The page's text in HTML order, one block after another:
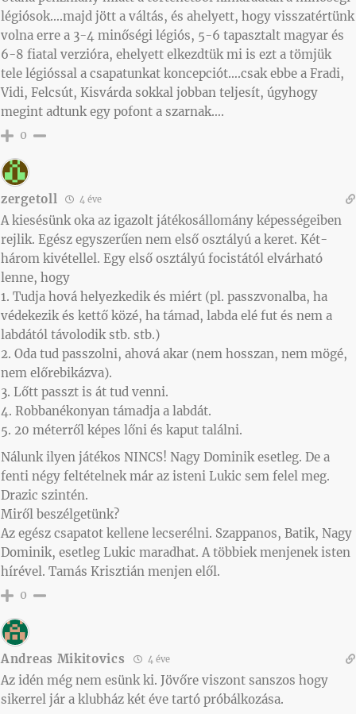
légiósok….majd jött a váltás, és ahelyett, hogy visszatértünk
volna erre a 3-4 minőségi légiós, 5-6 tapasztalt magyar és
6-8 fiatal verzióra, ehelyett elkezdtük mi is ezt a tömjük
tele légióssal a csapatunkat koncepciót….csak ebbe a Fradi,
Vidi, Felcsút, Kisvárda sokkal jobban teljesít, úgyhogy
megint adtunk egy pofont a szarnak….
0
zergetoll 4 éve
A kiesésünk oka az igazolt játékosállomány képességeiben
rejlik. Egész egyszerűen nem első osztályú a keret. Két-
három kivétellel. Egy első osztályú focistától elvárható
lenne, hogy
1. Tudja hová helyezkedik és miért (pl. passzvonalba, ha
védekezik és kettő közé, ha támad, labda elé fut és nem a
labdától távolodik stb. stb.)
2. Oda tud passzolni, ahová akar (nem hosszan, nem mögé,
nem előrebikázva).
3. Lőtt passzt is át tud venni.
4. Robbanékonyan támadja a labdát.
5. 20 méterről képes lőni és kaput találni.
Nálunk ilyen játékos NINCS! Nagy Dominik esetleg. De a
fenti négy feltételnek már az isteni Lukic sem felel meg.
Drazic szintén.
Miről beszélgetünk?
Az egész csapatot kellene lecserélni. Szappanos, Batik, Nagy
Dominik, esetleg Lukic maradhat. A többiek menjenek isten
hírével. Tamás Krisztián menjen elől.
0
Andreas Mikitovics 4 éve
Az idén még nem esünk ki. Jövőre viszont sanszos hogy
sikerrel jár a klubház két éve tartó próbálkozása.